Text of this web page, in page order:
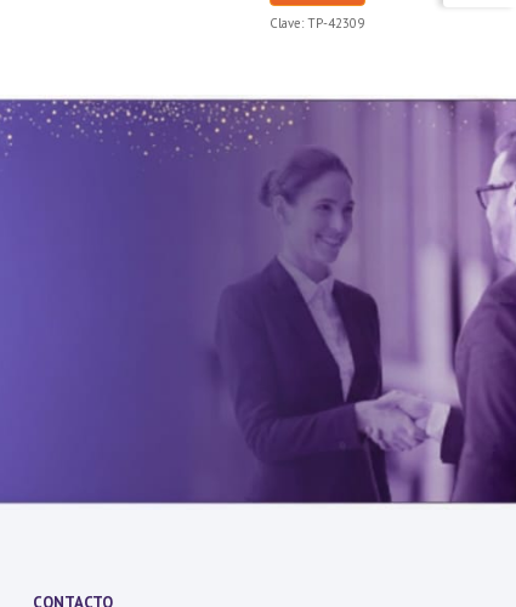
Clave:TP-42309
CONTACTO